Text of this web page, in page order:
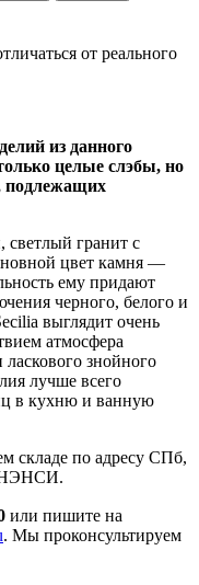
от реального
из данного
целые слэбы, но
подлежащих
светлый гранит с
цвет камня —
ему придают
черного, белого и
выглядит очень
атмосфера
знойного
лучше всего
в кухню и ванную
складе по адресу СПб,
НЭНСИ.
или пишите на
. Мы проконсультируем